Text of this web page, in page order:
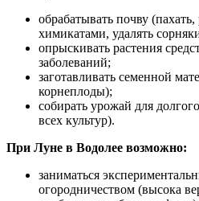
обрабатывать почву
химикатами, удалять
опрыскивать растения
заболеваний;
заготавливать семенной
корнеплоды);
собирать урожай для
всех культур).
При Луне в Водолее возможно:
заниматься
огородничеством (высока